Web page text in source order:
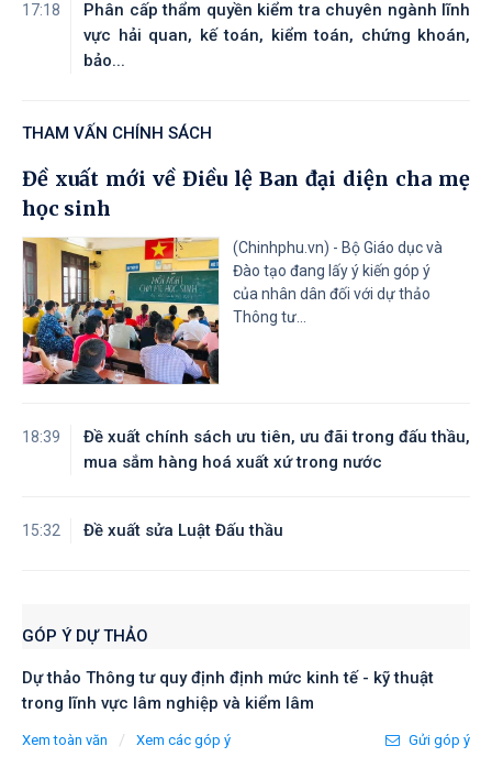
17:18
Phân cấp thẩm quyền kiểm tra chuyên ngành lĩnh
vực hải quan, kế toán, kiểm toán, chứng khoán,
bảo...
THAM VẤN CHÍNH SÁCH
Đề xuất mới về Điều lệ Ban đại diện cha mẹ
học sinh
(Chinhphu.vn) - Bộ Giáo dục và
Đào tạo đang lấy ý kiến góp ý
của nhân dân đối với dự thảo
Thông tư...
18:39
Đề xuất chính sách ưu tiên, ưu đãi trong đấu thầu,
mua sắm hàng hoá xuất xứ trong nước
15:32 Đề xuất sửa Luật Đấu thầu
GÓP Ý DỰ THẢO
Dự thảo Thông tư quy định định mức kinh tế - kỹ thuật
trong lĩnh vực lâm nghiệp và kiểm lâm
Xem toàn văn / Xem các góp ý Gửi góp ý